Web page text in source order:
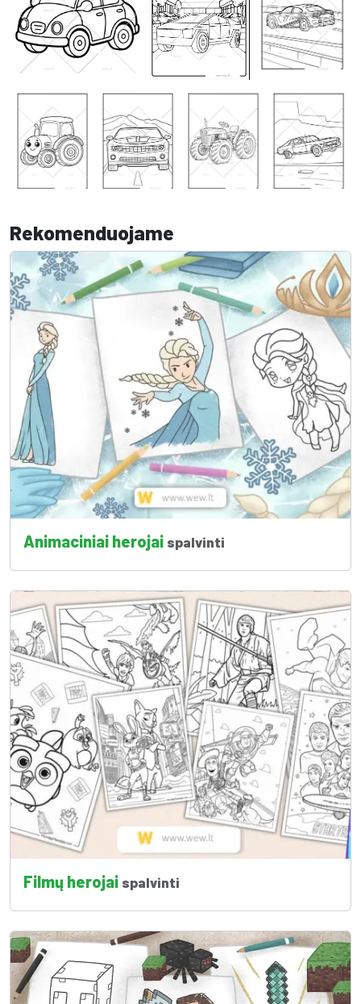
Rekomenduojame
Animaciniai herojai spalvinti
Filmų herojai spalvinti